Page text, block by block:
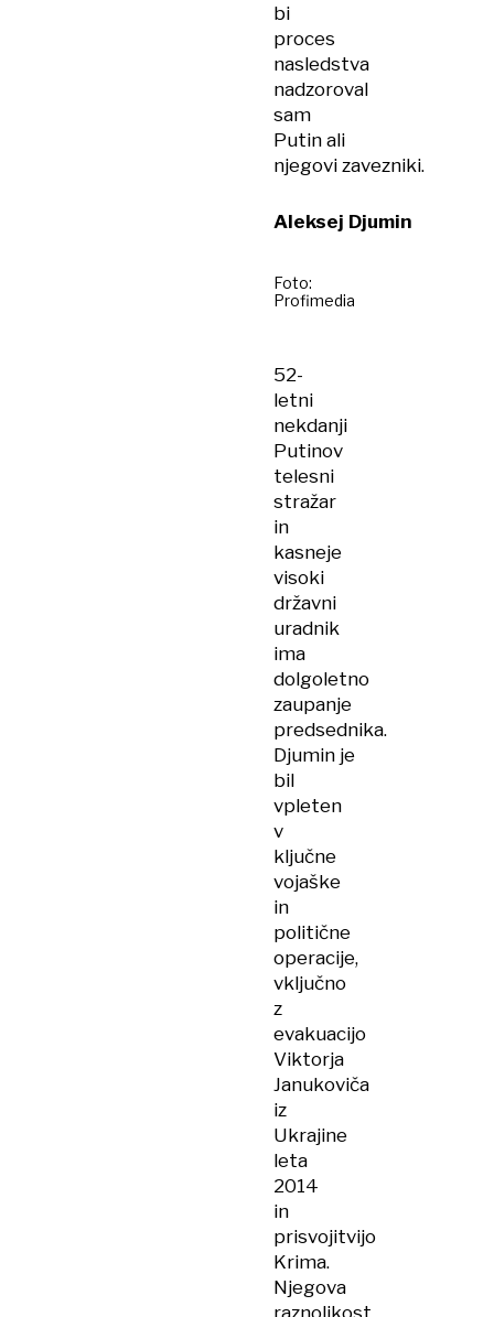
bi
proces
nasledstva
nadzoroval
sam
Putin ali
njegovi zavezniki.
Aleksej Djumin
Foto:
Profimedia
52-
letni
nekdanji
Putinov
telesni
stražar
in
kasneje
visoki
državni
uradnik
ima
dolgoletno
zaupanje
predsednika.
Djumin je
bil
vpleten
v
ključne
vojaške
in
politične
operacije,
vključno
z
evakuacijo
Viktorja
Janukoviča
iz
Ukrajine
leta
2014
in
prisvojitvijo
Krima.
Njegova
raznolikost